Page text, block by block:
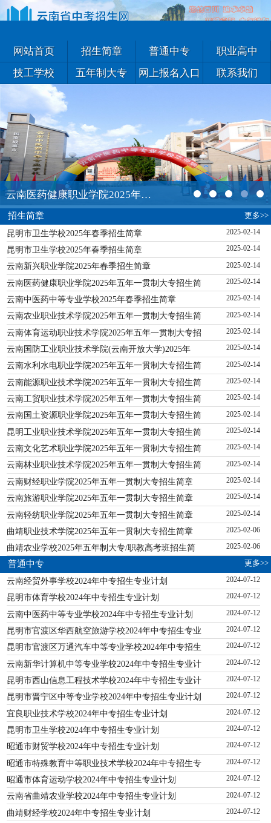
网站首页 招生简章 普通中专
职业高中
技工学校
五年制大专 网上报名入口 联系我们
云南医药健康职业学院2025年五年一贯制大专招生简章
招生简章 更多>>
昆明市卫生学校2025年春季招生简章 2025-02-14
昆明市卫生学校2025年春季招生简章 2025-02-14
云南新兴职业学院2025年春季招生简章 2025-02-14
云南医药健康职业学院2025年五年一贯制大专招生简 2025-02-14
云南中医药中等专业学校2025年春季招生简章 2025-02-14
云南农业职业技术学院2025年五年一贯制大专招生简 2025-02-14
云南体育运动职业技术学院2025年五年一贯制大专招 2025-02-14
云南国防工业职业技术学院(云南开放大学)2025年 2025-02-14
云南水利水电职业学院2025年五年一贯制大专招生简 2025-02-14
云南能源职业技术学院2025年五年一贯制大专招生简 2025-02-14
云南工贸职业技术学院2025年五年一贯制大专招生简 2025-02-14
云南国土资源职业学院2025年五年一贯制大专招生简 2025-02-14
昆明工业职业技术学院2025年五年一贯制大专招生简 2025-02-14
云南文化艺术职业学院2025年五年一贯制大专招生简 2025-02-14
云南林业职业技术学院2025年五年一贯制大专招生简 2025-02-14
云南财经职业学院2025年五年一贯制大专招生简章 2025-02-14
云南旅游职业学院2025年五年一贯制大专招生简章 2025-02-14
云南轻纺职业学院2025年五年一贯制大专招生简章 2025-02-14
曲靖职业技术学院2025年五年一贯制大专招生简章 2025-02-06
曲靖农业学校2025年五年制大专/职教高考班招生简 2025-02-06
普通中专 更多>>
云南经贸外事学校2024年中专招生专业计划 2024-07-12
昆明市体育学校2024年中专招生专业计划 2024-07-12
云南中医药中等专业学校2024年中专招生专业计划 2024-07-12
昆明市官渡区华西航空旅游学校2024年中专招生专业 2024-07-12
昆明市官渡区万通汽车中等专业学校2024年中专招生 2024-07-12
云南新华计算机中等专业学校2024年中专招生专业计 2024-07-12
昆明市西山信息工程技术学校2024年中专招生专业计 2024-07-12
昆明市晋宁区中等专业学校2024年中专招生专业计划 2024-07-12
宜良职业技术学校2024年中专招生专业计划 2024-07-12
昆明市卫生学校2024年中专招生专业计划 2024-07-12
昭通市财贸学校2024年中专招生专业计划 2024-07-12
昭通市特殊教育中等职业技术学校2024年中专招生专 2024-07-12
昭通市体育运动学校2024年中专招生专业计划 2024-07-12
云南省曲靖农业学校2024年中专招生专业计划 2024-07-12
曲靖财经学校2024年中专招生专业计划 2024-07-12